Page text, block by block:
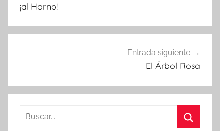
¡al Horno!
Entrada siguiente
El Árbol Rosa
Buscar: